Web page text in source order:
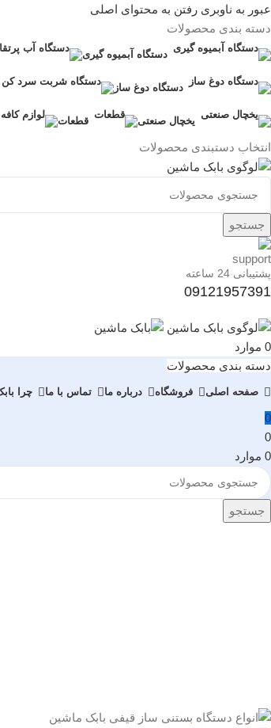
عبور به ناوبری رفتن به محتوای اصلی
دسته بندی محصولات
دستگاه آبمیوه گیری
دستگاه دوغ ساز
یخچال صنعتی قطعات
انتخاب دستبندی محصولات
جستجو
پشتیبانی 24 ساعته
09121957391
0 موارد
دسته بندی محصولات
صفحه اصلی فروشگاه درباره ما تماس با ما چرا
0
0
0 موارد
جستجو